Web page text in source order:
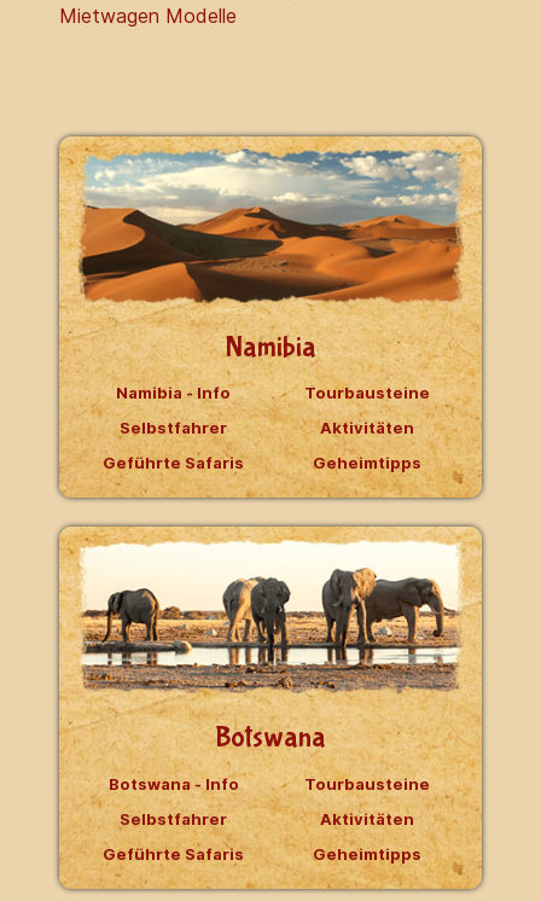
Mietwagen Modelle
Namibia
Namibia - Info
Selbstfahrer
Geführte Safaris
Tourbausteine
Aktivitäten
Geheimtipps
Botswana
Botswana - Info
Selbstfahrer
Geführte Safaris
Tourbausteine
Aktivitäten
Geheimtipps